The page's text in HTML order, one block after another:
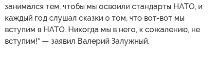
занимался тем, чтобы мы освоили стандарты НАТО, и
каждый год слушал сказки о том, что вот-вот мы
вступим в НАТО. Никогда мы в него, к сожалению, не
вступим!" — заявил Валерий Залужный.